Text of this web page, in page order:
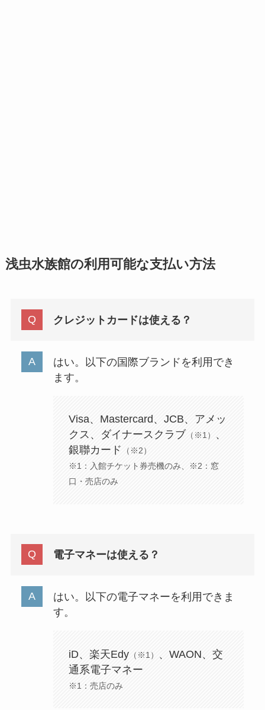
浅虫水族館の利用可能な支払い方法
クレジットカードは使える？
はい。以下の国際ブランドを利用でき
ます。
Visa、Mastercard、JCB、アメッ
クス、ダイナースクラブ （※1） 、
銀聯カード
（※2）
※1：入館チケット券売機のみ、※2：窓
口・売店のみ
電子マネーは使える？
はい。以下の電子マネーを利用できま
す。
iD、楽天Edy （※1） 、WAON、交
通系電子マネー
※1：売店のみ